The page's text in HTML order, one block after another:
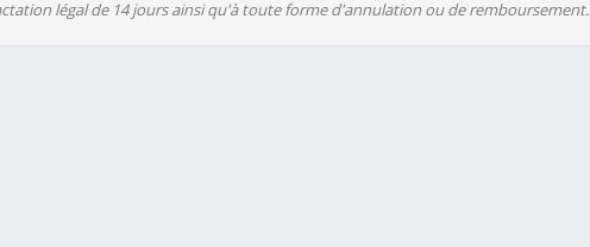
légal de 14 jours ainsi qu'à toute forme d'annulation ou de remboursement.